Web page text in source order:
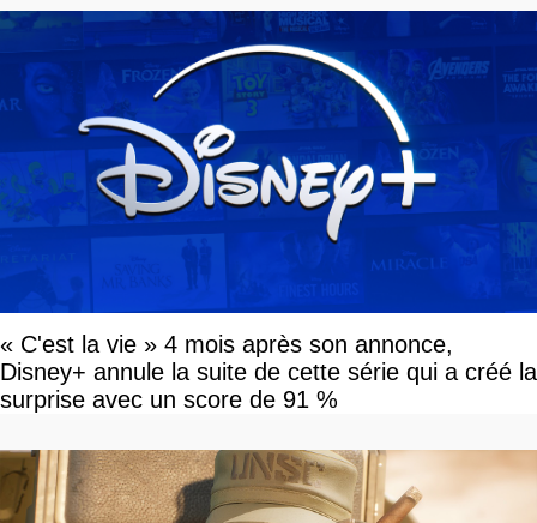
« C'est la vie » 4 mois après son annonce,
Disney+ annule la suite de cette série qui a créé la
surprise avec un score de 91 %